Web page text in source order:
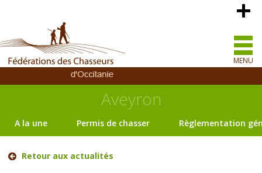
MENU
Aveyron
A la une Permis de chasser Règlementation
Retour aux actualités